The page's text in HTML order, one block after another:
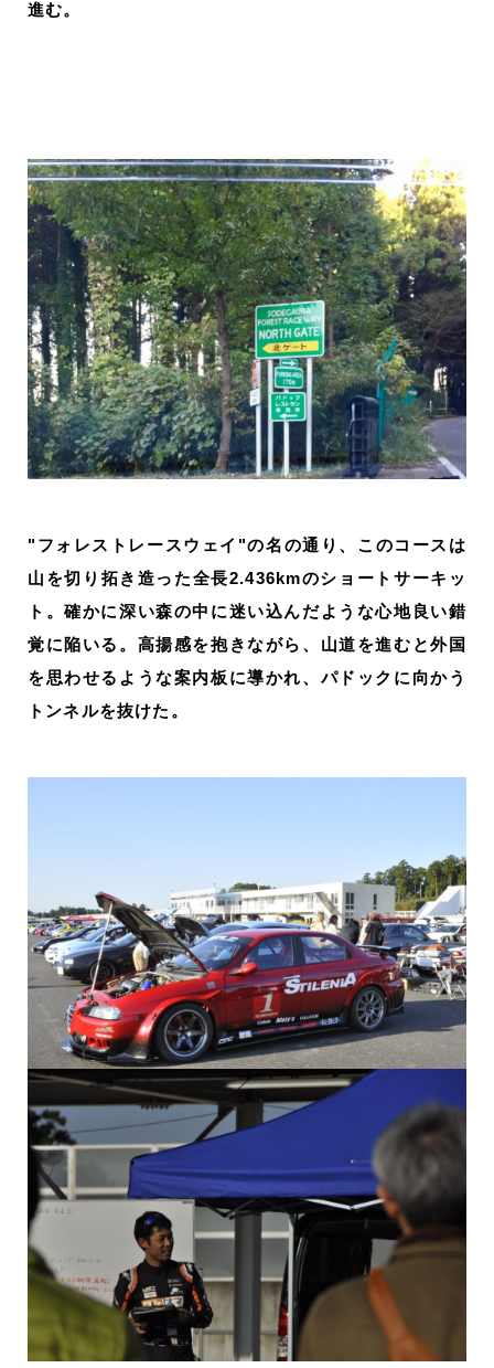
進む。
"フォレストレースウェイ"の名の通り、このコースは
山を切り拓き造った全長2.436kmのショートサーキッ
ト。確かに深い森の中に迷い込んだような心地良い錯
覚に陥いる。高揚感を抱きながら、山道を進むと外国
を思わせるような案内板に導かれ、パドックに向かう
トンネルを抜けた。